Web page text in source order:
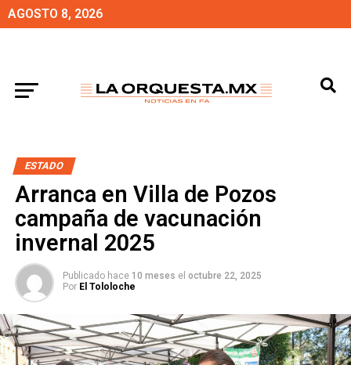
AGOSTO 8, 2026
ESTADO
Arranca en Villa de Pozos
campaña de vacunación
invernal 2025
Publicado hace 10 meses el octubre 22, 2025
Por El Tololoche